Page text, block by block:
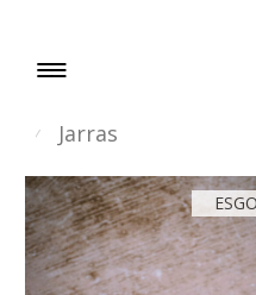
≡≡
⁄ Jarras